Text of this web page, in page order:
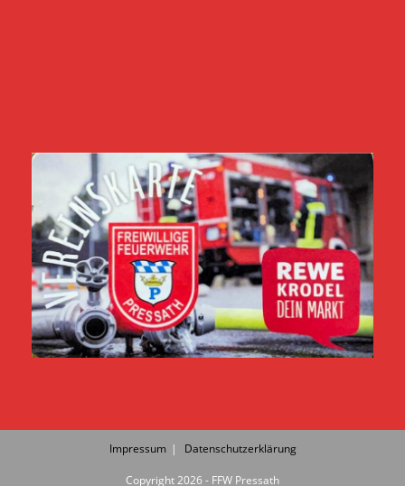
Impressum Datenschutzerklärung
Copyright 2026 - FFW Pressath